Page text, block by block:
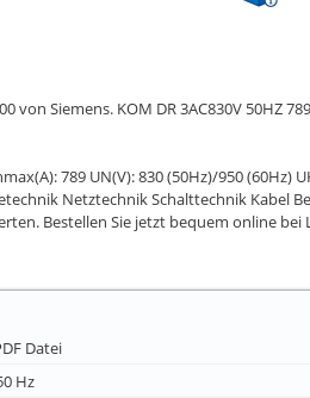
Siemens. KOM DR 3AC830V 50HZ
789 UN(V): 830 (50Hz)/950 (60Hz)
Netztechnik Schalttechnik Kabel
Bestellen Sie jetzt bequem online bei
Datei
Hz